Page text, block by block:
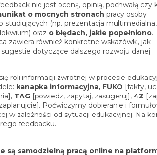
nie jest oceną, opinią, pochwałą czy
o mocnych stronach pracy osoby
studiujących (np. prezentacja multimedialna,
oraz o błędach, jakie popełniono.
zawiera również konkretne wskazówki, jak
dotyczące dalszego rozwoju danej
roli informacji zwrotnej w procesie
kanapka informacyjna, FUKO [fakty,
TAG [powiedz, zapytaj, zasugeruj], 4Z
Poćwiczymy dobieranie i
w zależności od sytuacji edukacyjnej. Na
feedbacku.
są samodzielną pracą online na